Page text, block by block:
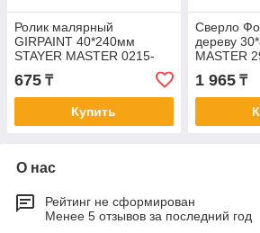
Ролик малярный
GIRPAINT 40*240мм
STAYER MASTER 0215-
24_z01
675 ₸
Купить
Сверло
дереву
MASTER
1 965₸
О нас
Рейтинг не сформирован
Менее 5 отзывов за последний год